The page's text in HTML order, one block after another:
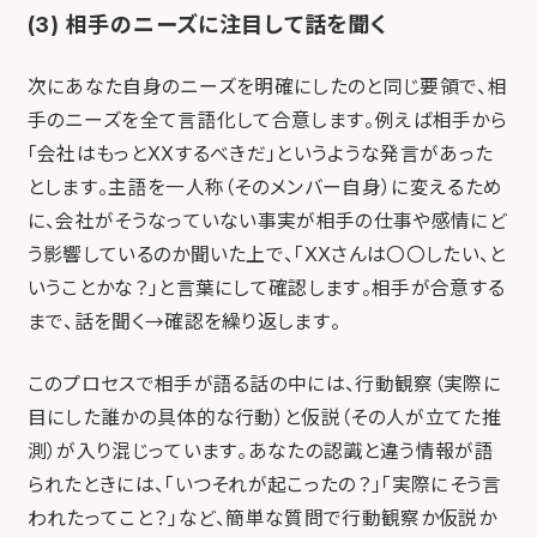
(3) 相手のニーズに注目して話を聞く
次にあなた自身のニーズを明確にしたのと同じ要領で、相
手のニーズを全て言語化して合意します。例えば相手から
「会社はもっとXXするべきだ」というような発言があった
とします。主語を一人称（そのメンバー自身）に変えるため
に、会社がそうなっていない事実が相手の仕事や感情にど
う影響しているのか聞いた上で、「XXさんは〇〇したい、と
いうことかな？」と言葉にして確認します。相手が合意する
まで、話を聞く→確認を繰り返します。
このプロセスで相手が語る話の中には、行動観察（実際に
目にした誰かの具体的な行動）と仮説（その人が立てた推
測）が入り混じっています。あなたの認識と違う情報が語
られたときには、「いつそれが起こったの？」「実際にそう言
われたってこと？」など、簡単な質問で行動観察か仮説か